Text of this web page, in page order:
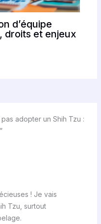
d’équipe
droits et enjeux
adopter un Shih Tzu :
! Je vais
Tzu, surtout